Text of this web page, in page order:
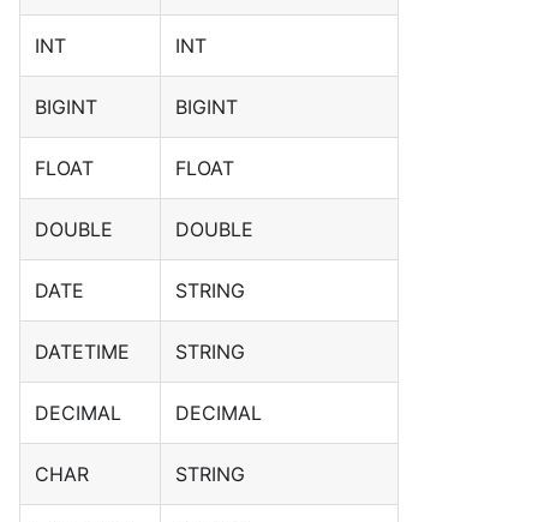
INT INT
BIGINT BIGINT
FLOAT FLOAT
DOUBLE DOUBLE
DATE STRING
DATETIME STRING
DECIMAL DECIMAL
CHAR STRING